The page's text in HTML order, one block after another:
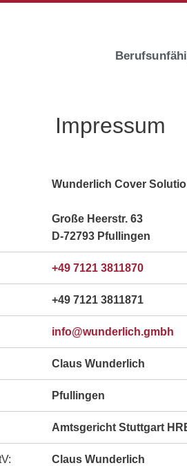
Impressum
Wunderlich Cover
Große Heerstr. 63
D-72793 Pfullingen
+49 7121 3811870
+49 7121 3811871
hbmg.hcilrednuw@ofni
Claus Wunderlich
Pfullingen
Amtsgericht Stuttgart
Claus Wunderlich